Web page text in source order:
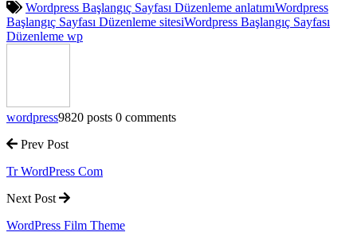
Wordpress Başlangıç Sayfası Düzenleme anlatımıWordpress
Başlangıç Sayfası Düzenleme sitesiWordpress Başlangıç Sayfası
Düzenleme wp
wordpress9820 posts 0 comments
Prev Post
Tr WordPress Com
Next Post
WordPress Film Theme